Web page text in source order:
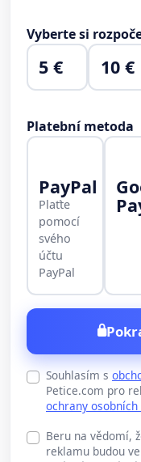
Vyberte si
5 € 10 €
Platební metoda
PayPal
Plaťte
pomocí
svého
účtu
PayPal
Souhlasím s
Petice.com pro
ochrany
Beru na vědomí,
reklamu budou